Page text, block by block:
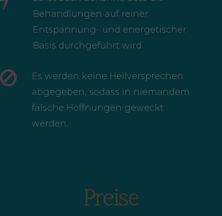
Behandlungen auf reiner
Entspannung- und energetischer
Basis durchgeführt wird.
Es werden keine Heilversprechen
abgegeben, sodass in niemandem
falsche Hoffnungen geweckt
werden.
Preise